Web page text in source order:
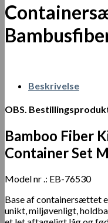
Beskrivelse
OBS.
Bamboo Fiber
Container Set
Model nr .: EB-76530
Base af containersættet
unikt, miljøvenligt,